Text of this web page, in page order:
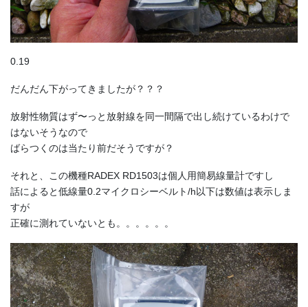
0.19
だんだん下がってきましたが？？？
放射性物質はず〜っと放射線を同一間隔で出し続けているわけで
はないそうなので
ばらつくのは当たり前だそうですが？
それと、この機種RADEX RD1503は個人用簡易線量計ですし
話によると低線量0.2マイクロシーベルト/h以下は数値は表示しま
すが
正確に測れていないとも。。。。。。